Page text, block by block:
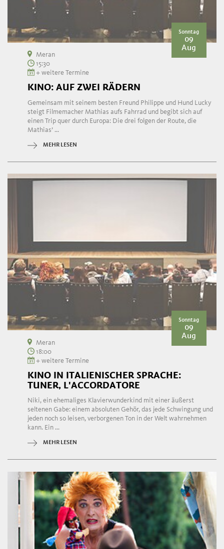
Sonntag
09
Aug
Meran
15:30
+ weitere Termine
KINO: AUF ZWEI RÄDERN
Gemeinsam mit seinem besten Freund Philippe und Hund Lucky
steigt Filmemacher Mathias aufs Fahrrad und begibt sich auf
einen Trip quer durch Europa: Die drei folgen der Route, die
Mathias’ ...
MEHR LESEN
Sonntag
09
Aug
Meran
18:00
+ weitere Termine
KINO IN ITALIENISCHER SPRACHE:
TUNER, L'ACCORDATORE
Niki, ein ehemaliges Klavierwunderkind mit einer äußerst
seltenen Gabe: einem absoluten Gehör, das jede Schwingung und
jeden noch so leisen, verborgenen Ton in der Welt wahrnehmen
kann. Ein ...
MEHR LESEN